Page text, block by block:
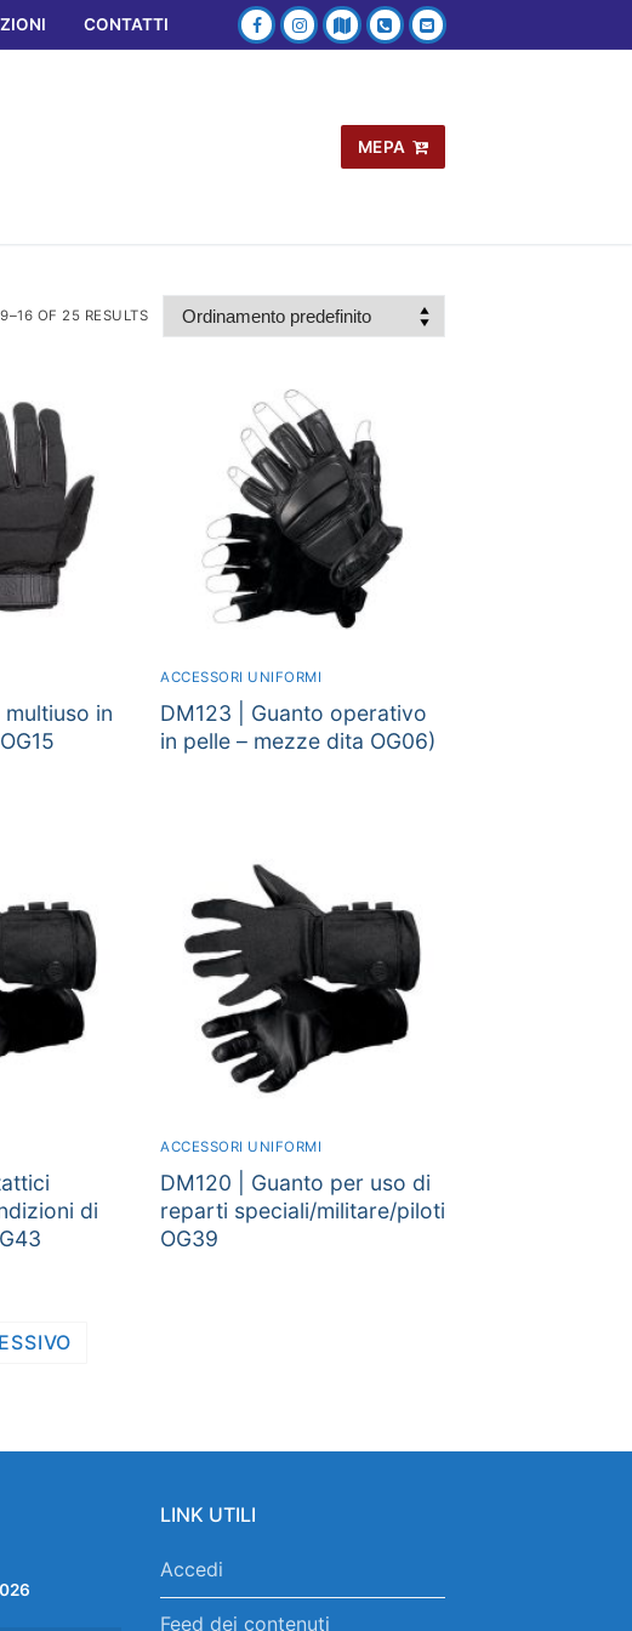
CONTATTI
MEPA
OF 25 RESULTS
in
ACCESSORI UNIFORMI
DM123 | Guanto operativo
in pelle – mezze dita OG06)
di
ACCESSORI UNIFORMI
DM120 | Guanto per uso di
reparti speciali/militare/piloti
OG39
LINK UTILI
Accedi
Feed dei contenuti